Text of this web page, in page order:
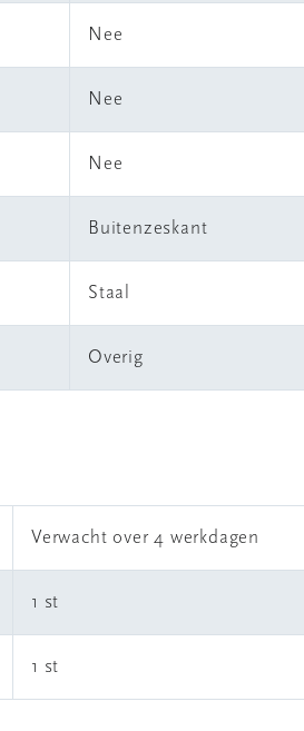
Nee
Nee
Nee
Buitenzeskant
Staal
Overig
Verwacht over 4 werkdagen
1 st
1 st